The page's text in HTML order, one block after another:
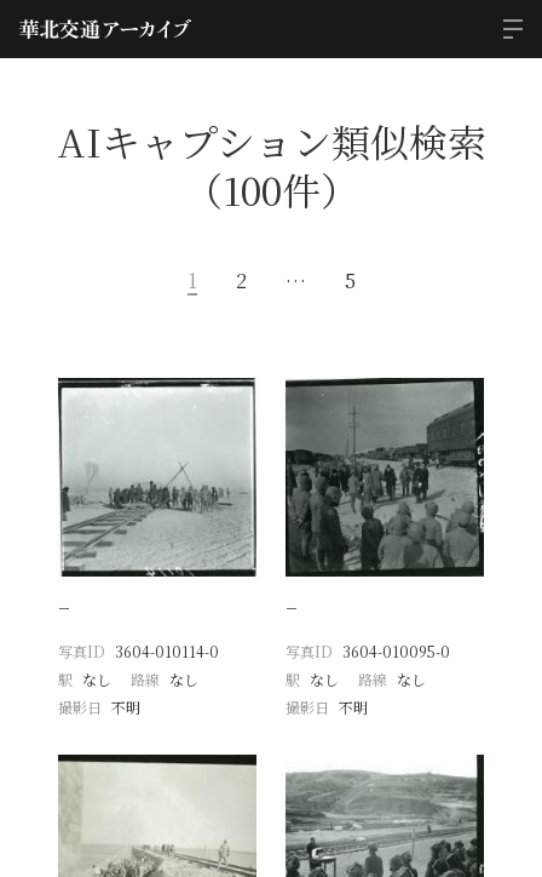
AIキャプション類似検索
（100件）
1 2 … 5
−
写真ID 3604-010114-0
駅 なし 路線 なし
撮影日
不明
−
写真ID 3604-010095-0
駅 なし 路線 なし
撮影日 不明